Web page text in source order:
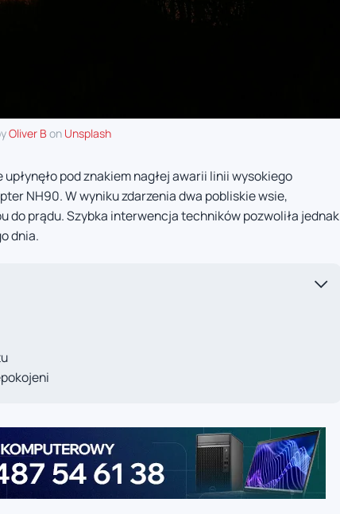
Oliver Bon Unsplash
pod znakiem nagłej awarii linii wysokiego
NH90. W wyniku zdarzenia dwa pobliskie wsie,
do prądu. Szybka interwencja techników pozwoliła jednak
dnia.